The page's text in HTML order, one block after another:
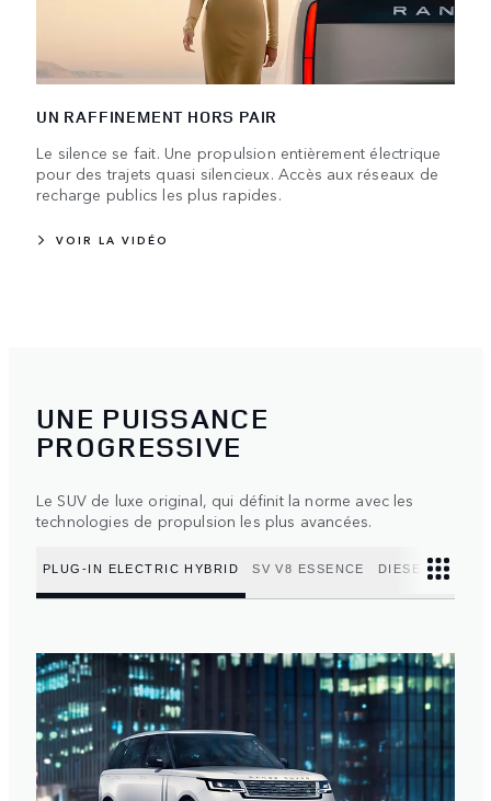
UN RAFFINEMENT HORS PAIR
Le silence se fait. Une propulsion entièrement électrique
pour des trajets quasi silencieux. Accès aux réseaux de
recharge publics les plus rapides.
VOIR LA VIDÉO
UNE PUISSANCE
PROGRESSIVE
Le SUV de luxe original, qui définit la norme avec les
technologies de propulsion les plus avancées.
PLUG-IN ELECTRIC HYBRID SV V8 ESSENCE DIESEL MILD